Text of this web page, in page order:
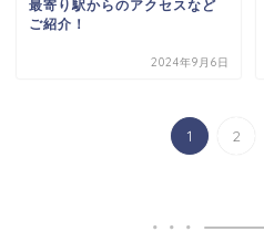
最寄り駅からのアクセスなど
ご紹介！
2024年9月6日
1 2